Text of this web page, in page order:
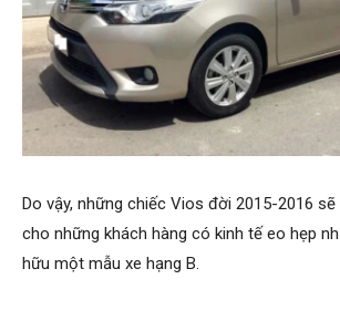
Do vậy, những chiếc Vios đời 2015-2016
cho những khách hàng có kinh tế eo hẹp
hữu một mẫu xe hạng B.